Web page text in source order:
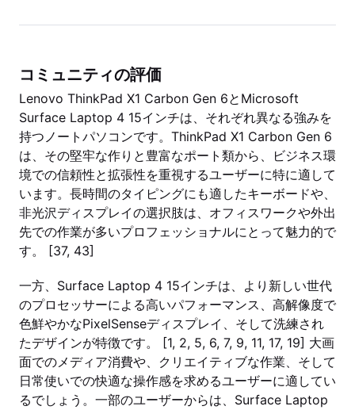
コミュニティの評価
Lenovo ThinkPad X1 Carbon Gen 6とMicrosoft
Surface Laptop 4 15インチは、それぞれ異なる強みを
持つノートパソコンです。ThinkPad X1 Carbon Gen 6
は、その堅牢な作りと豊富なポート類から、ビジネス環
境での信頼性と拡張性を重視するユーザーに特に適して
います。長時間のタイピングにも適したキーボードや、
非光沢ディスプレイの選択肢は、オフィスワークや外出
先での作業が多いプロフェッショナルにとって魅力的で
す。 [37, 43]
一方、Surface Laptop 4 15インチは、より新しい世代
のプロセッサーによる高いパフォーマンス、高解像度で
色鮮やかなPixelSenseディスプレイ、そして洗練され
たデザインが特徴です。 [1, 2, 5, 6, 7, 9, 11, 17, 19] 大画
面でのメディア消費や、クリエイティブな作業、そして
日常使いでの快適な操作感を求めるユーザーに適してい
るでしょう。一部のユーザーからは、Surface Laptop